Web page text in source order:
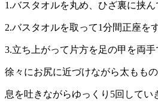
1.バスタオルを丸め、ひざ裏に挟ん
2.バスタオルを取って1分間正座をす
3.立ち上がって片方を足の甲を両手
徐々にお尻に近づけながら太もも
息を吐きながらゆっくり5回してい